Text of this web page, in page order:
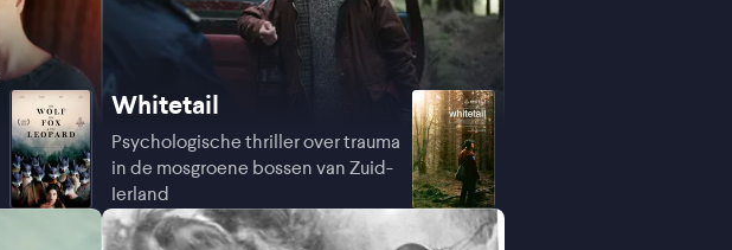
Whitetail
Psychologische thriller over trauma
in de mosgroene bossen van Zuid-
Ierland